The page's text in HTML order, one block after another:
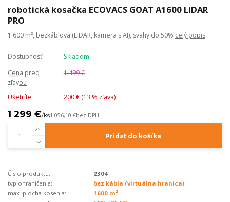
robotická kosačka ECOVACS GOAT A1600 LiDAR
PRO
1 600 m², bezkáblová (LiDAR, kamera s AI), svahy do 50% celý popis
Dostupnosť
Skladom
Cena pred
zľavou
1 499 €
Ušetríte 200 € (13 % zľava)
1 299 €/ks1 056,10 €bez DPH
Pridať do košíka
Číslo produktu:
2304
typ ohraničenia:
bez kábla (virtuálna hranica)
max. plocha kosenia:
1600 m²